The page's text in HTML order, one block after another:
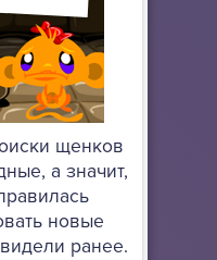
щенков
а значит,
новые
ранее.